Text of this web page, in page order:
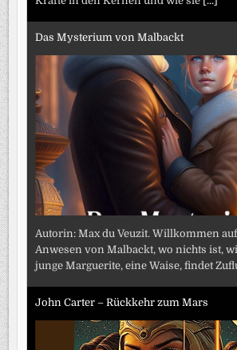
Das Mysterium von Malbackt
Autorin: Max du Veuzit. Willkommen
Anwesen von Malbackt, wo nichts ist,
junge Marguerite, eine Waise, findet
John Carter – Rückkehr zum Mars